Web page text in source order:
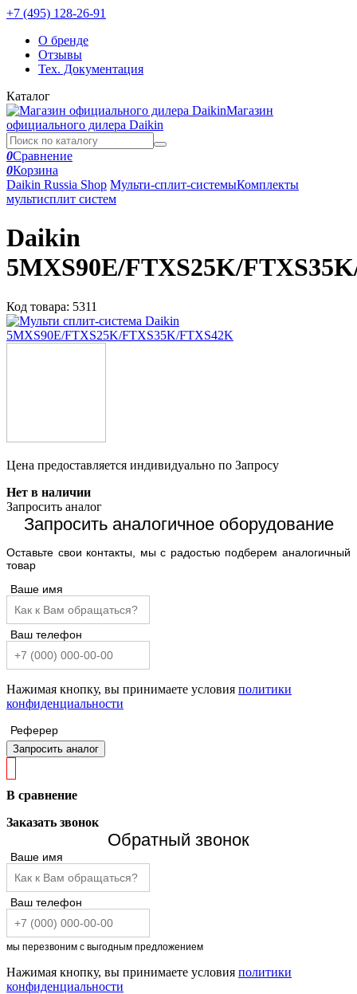
+7 (495) 128-26-91
О бренде
Отзывы
Тех. Документация
Каталог
Магазин
официального дилера Daikin
0Сравнение
0Корзина
Daikin Russia Shop Мульти-сплит-системыКомплекты
мультисплит систем
Daikin
5MXS90E/FTXS25K/
Код товара: 5311
Цена предоставляется индивидуально по Запросу
Нет в наличии
Запросить аналог
Запросить аналогичное оборудование
Оставьте свои контакты, мы с радостью подберем аналогичный
товар
Ваше имя
Ваш телефон
Нажимая кнопку, вы принимаете условия политики
конфиденциальности
Реферер
Запросить аналог
В сравнение
Заказать звонок
Обратный звонок
Ваше имя
Ваш телефон
мы перезвоним с выгодным предложением
Нажимая кнопку, вы принимаете условия политики
конфиденциальности